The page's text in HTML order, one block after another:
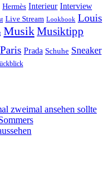
Hermès Interieur Interview
Live Stream Lookbook Louis
MusikMusiktipp
Paris Prada Schuhe Sneaker
zweimal ansehen sollte